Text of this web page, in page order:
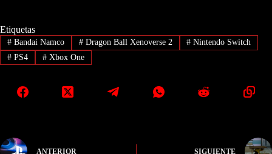
Etiquetas
#Bandai Namco #Dragon Ball Xenoverse 2 # Nintendo Switch
#PS4 #Xbox One
ANTERIOR SIGUIENTE